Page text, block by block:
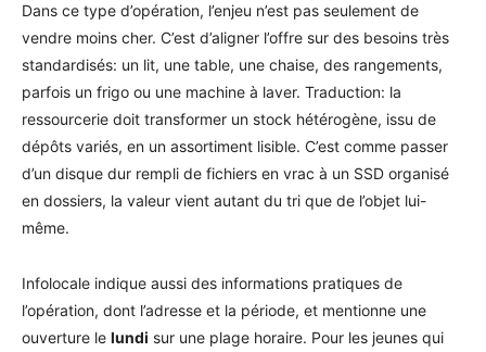
Dans ce type d’opération, l’enjeu n’est pas seulement de
vendre moins cher. C’est d’aligner l’offre sur des besoins très
standardisés: un lit, une table, une chaise, des rangements,
parfois un frigo ou une machine à laver. Traduction: la
ressourcerie doit transformer un stock hétérogène, issu de
dépôts variés, en un assortiment lisible. C’est comme passer
d’un disque dur rempli de fichiers en vrac à un SSD organisé
en dossiers, la valeur vient autant du tri que de l’objet lui-
même.
Infolocale indique aussi des informations pratiques de
l’opération, dont l’adresse et la période, et mentionne une
ouverture le lundi sur une plage horaire. Pour les jeunes qui